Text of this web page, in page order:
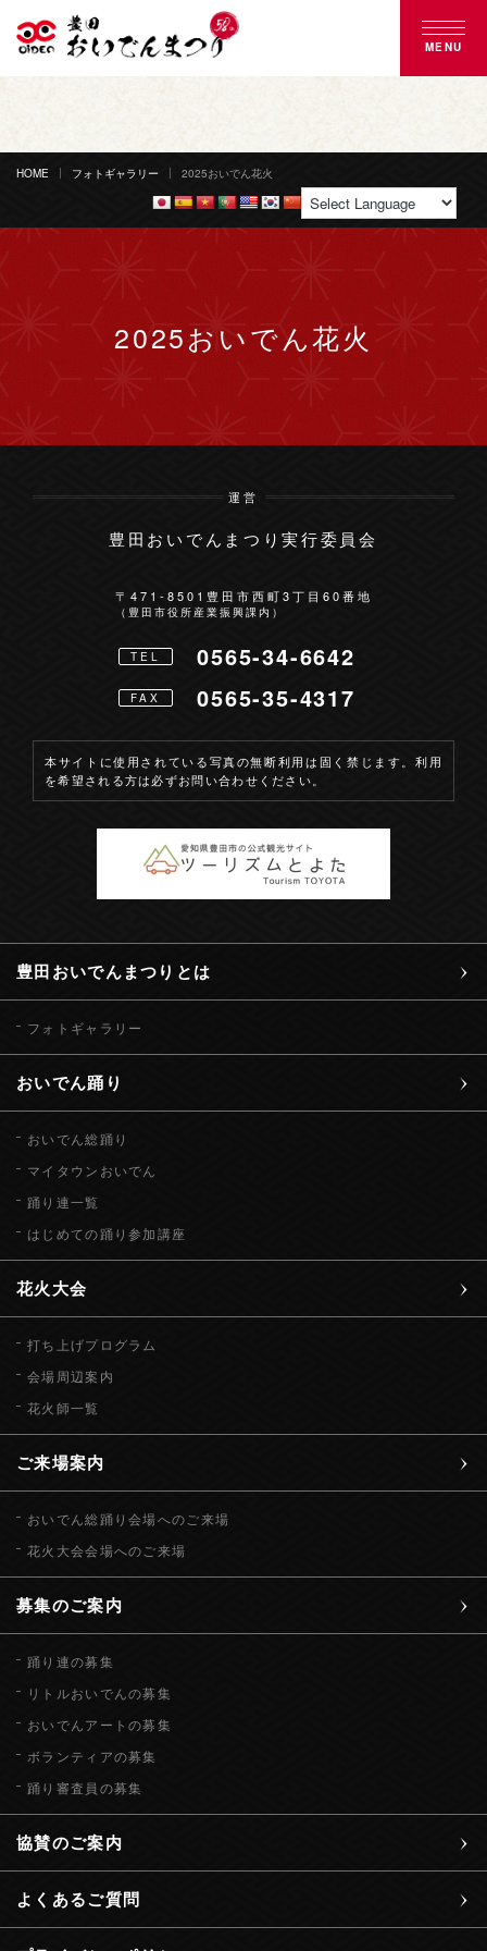
MENU
おいでん踊り
花火大会
協賛のご案内
お問い合わせ
HOME フォトギャラリー 2025おいでん花火
2025おいでん花火
豊田おいでんまつりとは
フォトギャラリー
おいでん踊り
おいでん総踊り
マイタウンおいでん
踊り連一覧
はじめての踊り参加講座
花火大会
打ち上げプログラム
会場周辺案内
花火師一覧
ご来場案内
おいでん総踊り会場へのご来場
花火大会会場へのご来場
募集のご案内
踊り連の募集
リトルおいでんの募集
おいでんアートの募集
ボランティアの募集
踊り審査員の募集
協賛のご案内
よくあるご質問
運営
豊田おいでんまつり実行委員会
〒471-8501 豊田市西町3丁目60番地
（豊田市役所産業振興課内）
TEL 0565-34-6642
FAX 0565-35-4317
本サイトに使用されている写真の無断利用は固く禁じます。利用
を希望される方は必ずお問い合わせください。